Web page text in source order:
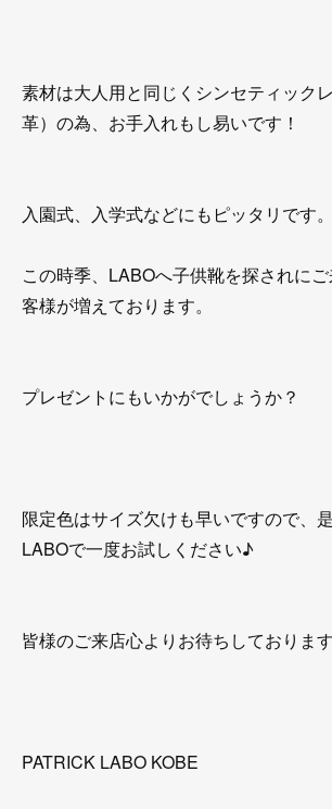
素材は大人用と同じくシンセティック
革）の為、お手入れもし易いです！
入園式、入学式などにもピッタリです。
この時季、LABOへ子供靴を探されに
客様が増えております。
プレゼントにもいかがでしょうか？
限定色はサイズ欠けも早いですので、
LABOで一度お試しください♪
皆様のご来店心よりお待ちしております
PATRICK LABO KOBE